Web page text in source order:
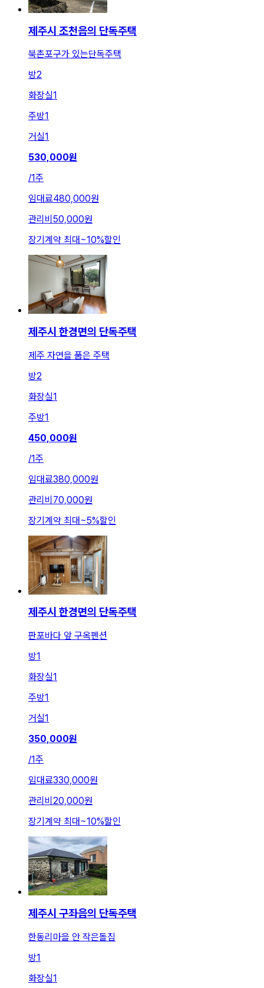
제주시 조천읍의 단독주택
북촌포구가 있는단독주택
방2
화장실1
주방1
거실1
530,000원
/1주
임대료480,000원
관리비 50,000원
장기계약 최대 ~10%할인
제주시 한경면의 단독주택
제주 자연을 품은 주택
방2
화장실1
주방1
450,000원
/1주
임대료380,000원
관리비 70,000원
장기계약 최대~5%할인
제주시 한경면의 단독주택
판포바다 앞 구옥펜션
방1
화장실1
주방1
거실1
350,000원
/1주
임대료330,000원
관리비 20,000원
장기계약 최대~10%할인
제주시 구좌읍의 단독주택
한동리마을 안 작은돌집
방1
화장실1